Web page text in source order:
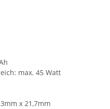
max. 45 Watt
x 21,7mm